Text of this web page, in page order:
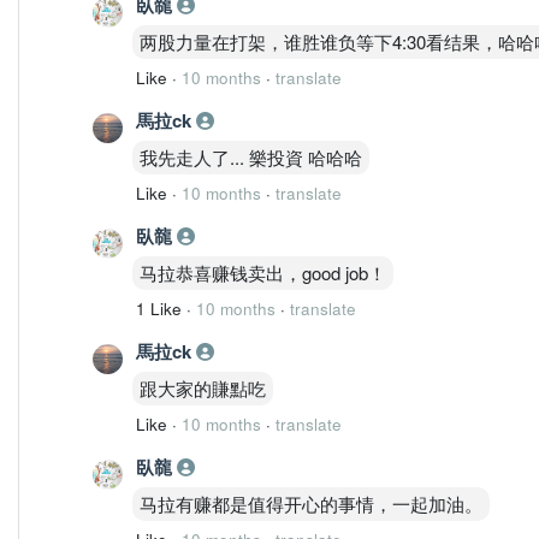
两股力量在打架，谁胜谁负等下4:30看结果，哈哈
Like · 10 months · translate
馬拉ck
我先走人了... 樂投資 哈哈哈
Like · 10 months · translate
臥㡣
马拉恭喜赚钱卖出，good job！
1 Like · 10 months · translate
馬拉ck
跟大家的賺點吃
Like · 10 months · translate
臥㡣
马拉有赚都是值得开心的事情，一起加油。